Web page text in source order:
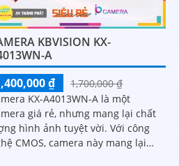
KBVISION KX-
A
₫
1,700,000 ₫
KX-A4013WN-A là một
giá rẻ, nhưng mang lại chất
hình ảnh tuyệt vời. Với công
CMOS, camera này mang lại